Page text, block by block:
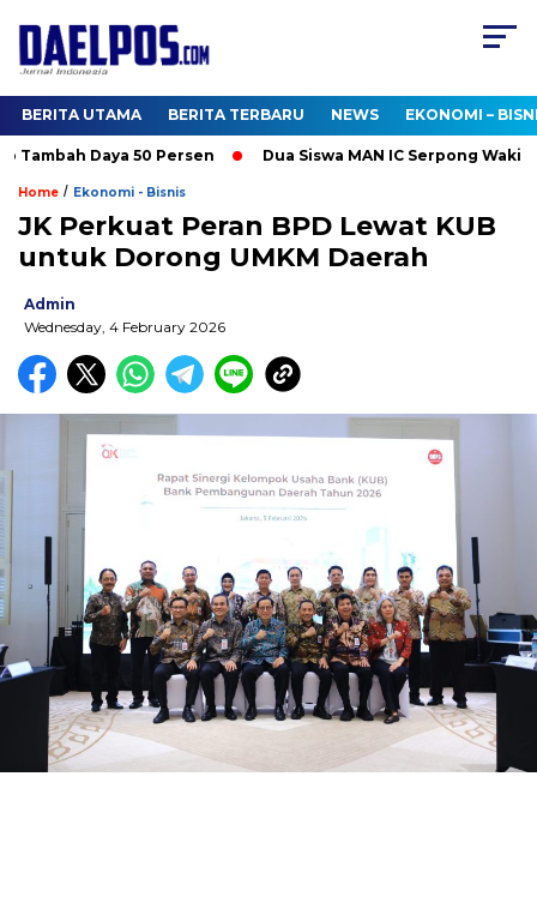
BERITA UTAMA BERITA TERBARU NEWS EKONOMI –
Daya 50 Persen Dua Siswa MAN IC Serpong Wakili
Home / Ekonomi - Bisnis
JK Perkuat Peran BPD Lewat KUB
untuk Dorong UMKM Daerah
Admin
Wednesday, 4 February 2026